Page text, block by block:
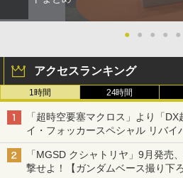
● ● ● ● ●
アクセスランキング
1時間 24時間
「超時空要塞マクロス」より「
イ・フォッカースペシャル リバイ
「MGSD クシャトリヤ」9月発売
撃せよ！【ガンダムベース撮り下ろ